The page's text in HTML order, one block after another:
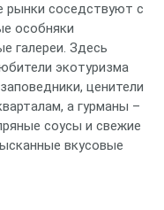
рынки соседствуют с
особняки
галереи. Здесь
экотуризма
ценители
а гурманы –
соусы и свежие
вкусовые